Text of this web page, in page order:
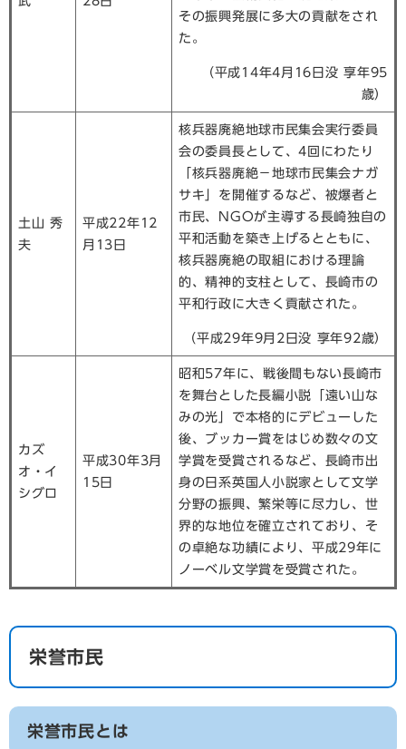
その振興発展に多大の貢献をされ
た。
（平成14年4月16日没 享年95
歳）
土山 秀
夫
平成22年12
月13日
核兵器廃絶地球市民集会実行委員
会の委員長として、4回にわたり
「核兵器廃絶－地球市民集会ナガ
サキ」を開催するなど、被爆者と
市民、NGOが主導する長崎独自の
平和活動を築き上げるとともに、
核兵器廃絶の取組における理論
的、精神的支柱として、長崎市の
平和行政に大きく貢献された。
（平成29年9月2日没 享年92歳）
カズ
オ・イ
シグロ
平成30年3月
15日
昭和57年に、戦後間もない長崎市
を舞台とした長編小説「遠い山な
みの光」で本格的にデビューした
後、ブッカー賞をはじめ数々の文
学賞を受賞されるなど、長崎市出
身の日系英国人小説家として文学
分野の振興、繁栄等に尽力し、世
界的な地位を確立されており、そ
の卓絶な功績により、平成29年に
ノーベル文学賞を受賞された。
栄誉市民
栄誉市民とは